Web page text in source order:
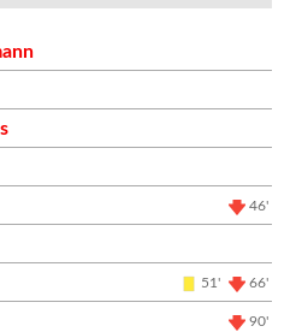
46'
51' 66'
90'